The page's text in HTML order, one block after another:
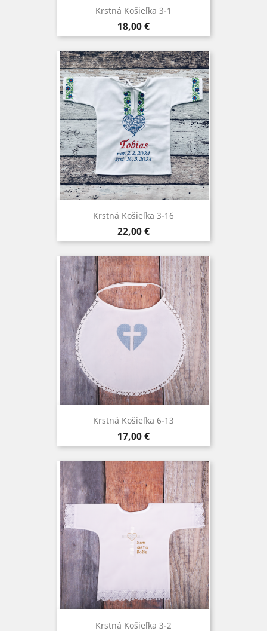
Krstná Košieľka 3-1
Cena
18,00 €
Krstná Košieľka 3-16
Cena
22,00 €
Krstná Košieľka 6-13
Cena
17,00 €
Krstná Košieľka 3-2